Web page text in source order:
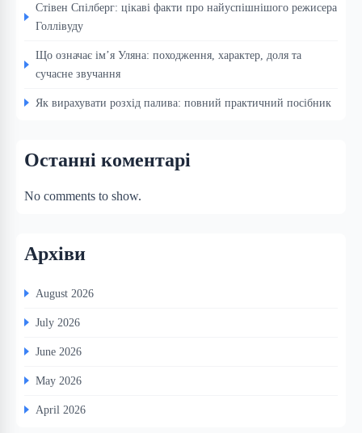
Стівен Спілберг: цікаві факти про найуспішнішого режисера
Голлівуду
Що означає ім’я Уляна: походження, характер, доля та
сучасне звучання
Як вирахувати розхід палива: повний практичний посібник
Останні коментарі
No comments to show.
Архіви
August 2026
July 2026
June 2026
May 2026
April 2026